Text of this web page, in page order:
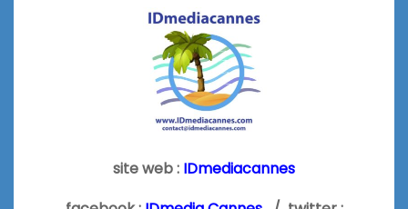
site web : IDmediacannes